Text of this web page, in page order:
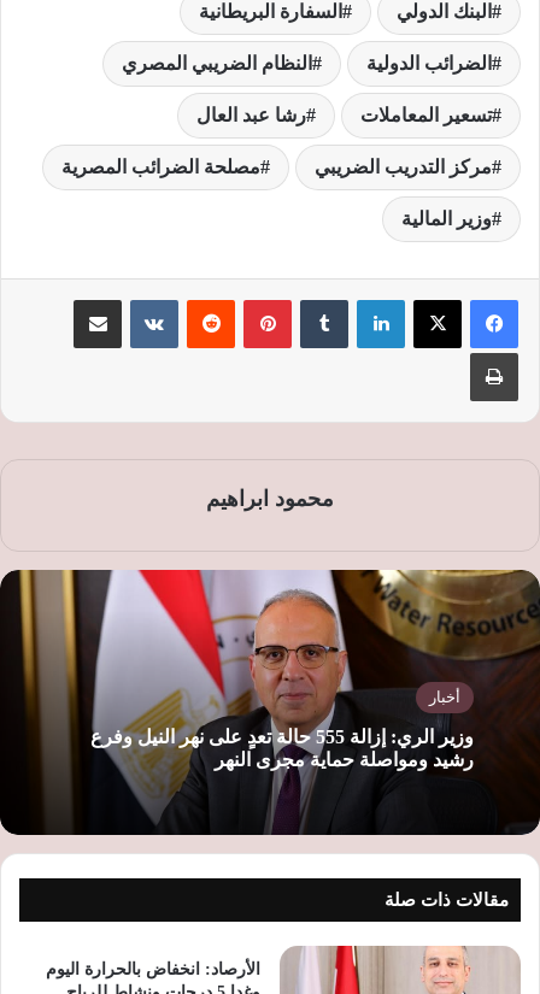
البنك الدولي السفارة البريطانية
الضرائب الدولية النظام الضريبي المصري
تسعير المعاملات رشا عبد العال
مركز التدريب الضريبي مصلحة الضرائب المصرية
وزير المالية
لينكدإن بينتيريست
محمود ابراهيم
أخبار
وزير الري: إزالة 555 حالة تعدٍ على نهر النيل وفرع
رشيد ومواصلة حماية مجرى النهر
مقالات ذات صلة
الأرصاد: انخفاض بالحرارة اليوم